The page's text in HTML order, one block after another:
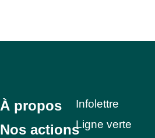
À propos
Nos actions
Infolettre
Ligne verte